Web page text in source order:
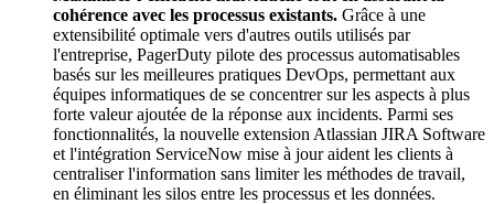
cohérence avec les processus existants. Grâce à une
extensibilité optimale vers d'autres outils utilisés par
l'entreprise, PagerDuty pilote des processus automatisables
basés sur les meilleures pratiques DevOps, permettant aux
équipes informatiques de se concentrer sur les aspects à plus
forte valeur ajoutée de la réponse aux incidents. Parmi ses
fonctionnalités, la nouvelle extension Atlassian JIRA Software
et l'intégration ServiceNow mise à jour aident les clients à
centraliser l'information sans limiter les méthodes de travail,
en éliminant les silos entre les processus et les données.